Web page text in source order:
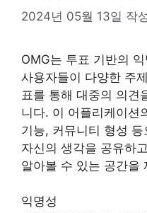
2024년 05월 13일 작
OMG는 투표 기반의
사용자들이 다양한 주
표를 통해 대중의 의견
니다. 이 어플리케이션
기능, 커뮤니티 형성
자신의 생각을 공유하
알아볼 수 있는 공간을
익명성